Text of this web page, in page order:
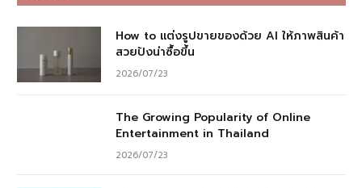
How to แต่งรูปขายของด้วย AI ให้ภาพสินค้า
สวยปังน่าซื้อขึ้น
2026/07/23
The Growing Popularity of Online
Entertainment in Thailand
2026/07/23